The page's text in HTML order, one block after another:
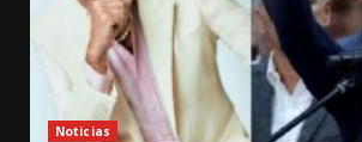
Noticias